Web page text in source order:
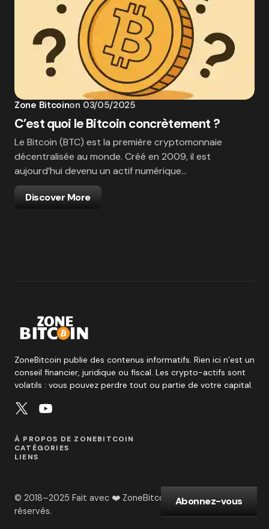
Zone Bitcoinon 03/05/2025
C’est quoi le Bitcoin concrètement ?
Le Bitcoin (BTC) est la première cryptomonnaie
décentralisée au monde. Créé en 2009, il est
aujourd’hui devenu un actif numérique…
Discover More
ZoneBitcoin publie des contenus informatifs. Rien ici n’est un
conseil financier, juridique ou fiscal. Les crypto-actifs sont
volatils : vous pouvez perdre tout ou partie de votre capital.
À PROPOS DE ZONEBITCOIN
CATÉGORIES
LIENS
© 2018–2025 Fait avec ❤️ ZoneBitcoin. Tous droits
réservés.
Abonnez-vous